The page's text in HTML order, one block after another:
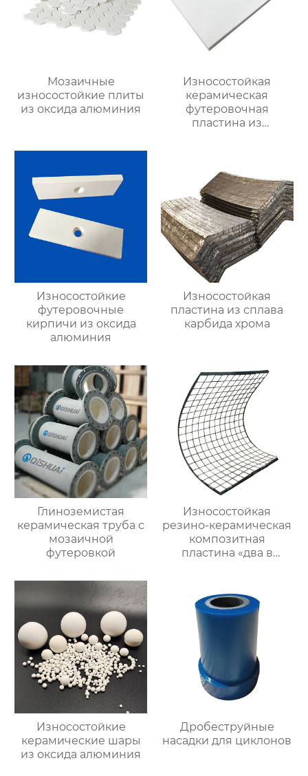
Мозаичные
износостойкие плиты
из оксида алюминия
Износостойкая
керамическая
футеровочная
пластина из
Износостойкие
футеровочные
кирпичи из оксида
алюминия
Износостойкая
пластина из сплава
карбида хрома
Глиноземистая
керамическая труба с
мозаичной
футеровкой
Износостойкая
резино-керамическая
композитная
пластина «два в
Износостойкие
керамические шары
из оксида алюминия
Дробеструйные
насадки для циклонов